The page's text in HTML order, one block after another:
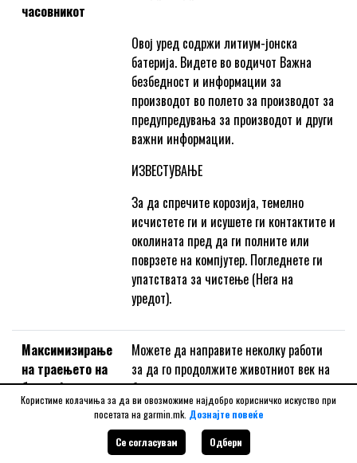
часовникот
Овој уред содржи литиум-јонска
батерија. Видете во водичот Важна
безбедност и информации за
производот во полето за производот за
предупредувања за производот и други
важни информации.
ИЗВЕСТУВАЊЕ
За да спречите корозија, темелно
исчистете ги и исушете ги контактите и
околината пред да ги полните или
поврзете на компјутер. Погледнете ги
упатствата за чистење (Нега на
уредот).
Максимизирање
на траењето на
батеријата
Можете да направите неколку работи
за да го продолжите животниот век на
батеријата.
Вклучете Battery Saver (Управник со
батерии).
Користиме колачиња за да ви овозможиме најдобро корисничко искуство при
посетата на garmin.mk. Дознајте повеќе
Се согласувам Одбери